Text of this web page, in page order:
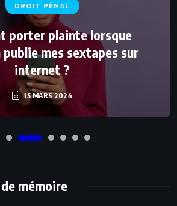
DROIT PÉNAL
porter plainte lorsque
publie mes sextapes sur
internet ?
15 MARS 2024
mémoire